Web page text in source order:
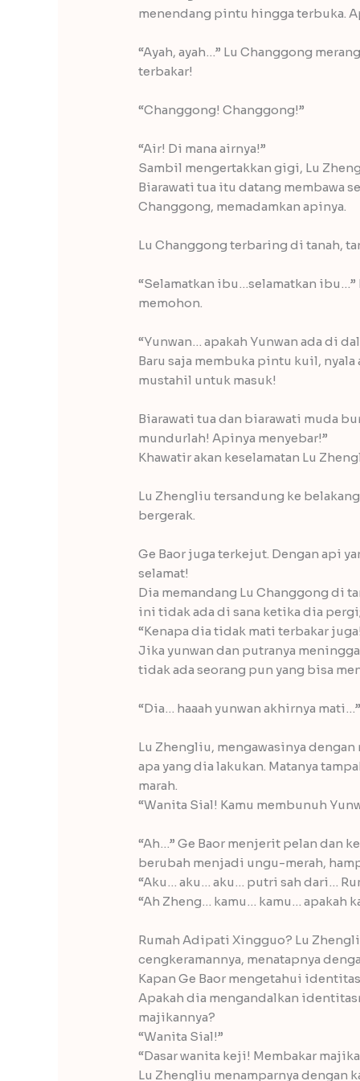
menendang pintu hingga terbuka.
“Ayah, ayah…” Lu Changgong
terbakar!
“Changgong! Changgong!”
“Air! Di mana airnya!”
Sambil mengertakkan gigi, Lu
Biarawati tua itu datang membawa
Changgong, memadamkan apinya.
Lu Changgong terbaring di tanah,
“Selamatkan ibu…selamatkan
memohon.
“Yunwan… apakah Yunwan ada di
Baru saja membuka pintu kuil,
mustahil untuk masuk!
Biarawati tua dan biarawati muda
mundurlah! Apinya menyebar!”
Khawatir akan keselamatan Lu
Lu Zhengliu tersandung ke
bergerak.
Ge Baor juga terkejut. Dengan api
selamat!
Dia memandang Lu Changgong di
ini tidak ada di sana ketika dia
“Kenapa dia tidak mati terbakar
Jika yunwan dan putranya
tidak ada seorang pun yang bisa
“Dia… haaah yunwan akhirnya
Lu Zhengliu, mengawasinya
apa yang dia lakukan. Matanya
marah.
“Wanita Sial! Kamu membunuh
“Ah…” Ge Baor menjerit pelan dan
berubah menjadi ungu-merah,
“Aku… aku… aku… putri sah dari…
“Ah Zheng… kamu… kamu… apakah
Rumah Adipati Xingguo? Lu
cengkeramannya, menatapnya
Kapan Ge Baor mengetahui
Apakah dia mengandalkan
majikannya?
“Wanita Sial!”
“Dasar wanita keji! Membakar
Lu Zhengliu menamparnya dengan